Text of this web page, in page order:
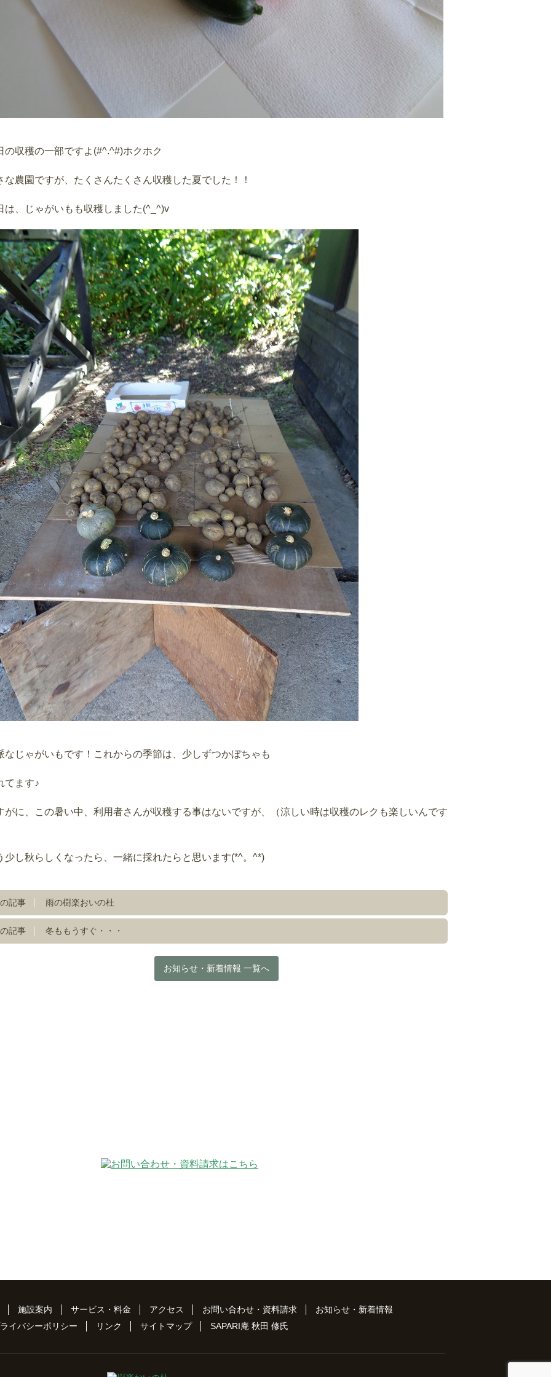
の収穫の一部ですよ(#^.^#)ホクホク
な農園ですが、たくさんたくさん収穫した夏でした！！
は、じゃがいもも収穫しました(^_^)v
なじゃがいもです！これからの季節は、少しずつかぼちゃも
てます♪
がに、この暑い中、利用者さんが収穫する事はないですが、（涼しい時は収穫のレクも楽しいんです
少し秋らしくなったら、一緒に採れたらと思います(*^。^*)
記事 雨の樹楽おいの杜
記事 冬ももうすぐ・・・
お知らせ・新着情報 一覧へ
施設案内 サービス・料金 アクセス お問い合わせ・資料請求
お知らせ・新着情報
イバシーポリシー
リンク サイトマップ SAPARI庵 秋田 修氏